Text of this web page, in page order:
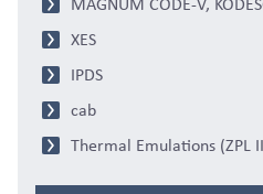
XES
IPDS
cab
Thermal Emulations (ZPL